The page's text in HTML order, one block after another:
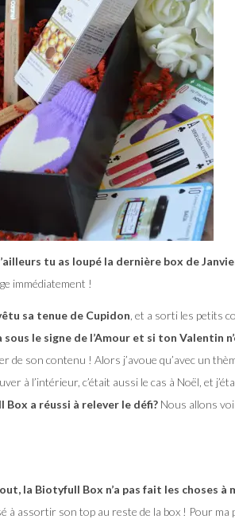
tu as loupé la dernière box de
immédiatement !
sa tenue de Cupidon , et a sorti les petits
sous le signe de l’Amour et si ton Valentin
de son contenu ! Alors j’avoue qu’avec un
à l’intérieur, c’était aussi le cas à Noël, et
a réussi à relever le défi? Nous allons
la Biotyfull Box n’a pas fait les choses à
à assortir son top au reste de la box ! Pour ma